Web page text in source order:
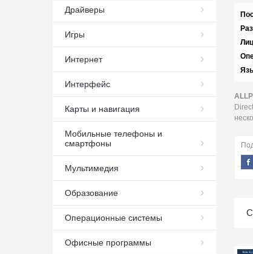
Драйверы
Игры
Интернет
Интерфейс
Карты и навигация
Мобильные телефоны и
смартфоны
Мультимедия
Образование
Операционные системы
Офисные программы